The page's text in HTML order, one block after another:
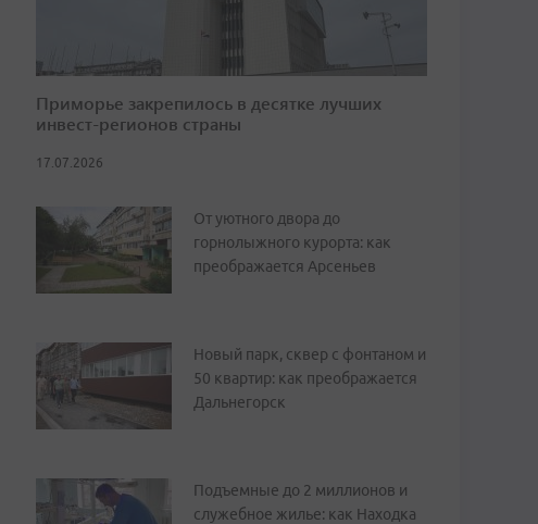
Приморье закрепилось в десятке лучших
инвест-регионов страны
17.07.2026
От уютного двора до
горнолыжного курорта: как
преображается Арсеньев
Новый парк, сквер с фонтаном и
50 квартир: как преображается
Дальнегорск
Подъемные до 2 миллионов и
служебное жилье: как Находка